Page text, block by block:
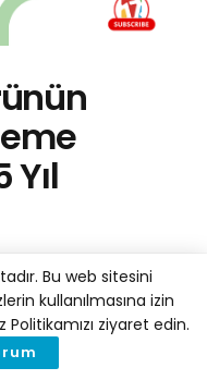
Bu web sitesini
kullanılmasına izin
ziyaret edin.